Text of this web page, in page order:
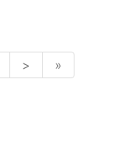
> »